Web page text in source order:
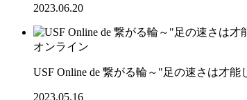
2023.06.20
オンライン
USF Online de 繋がる輪～"足の速さは才
2023.05.16